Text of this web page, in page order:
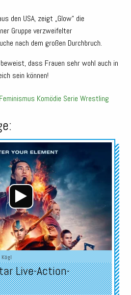
den USA, zeigt „Glow“ die
Gruppe verzweifelter
nach dem großen Durchbruch.
dass Frauen sehr wohl auch in
sein können!
Feminismus Komödie Serie Wrestling
Audio-
Player
Live-Action-